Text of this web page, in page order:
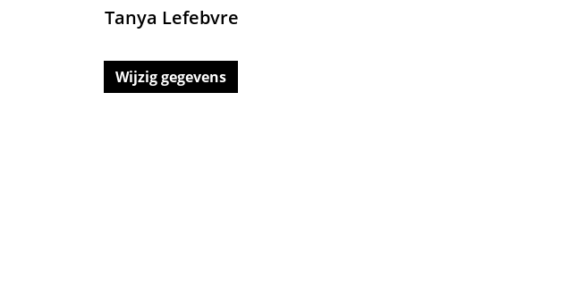
Tanya Lefebvre
Wijzig gegevens